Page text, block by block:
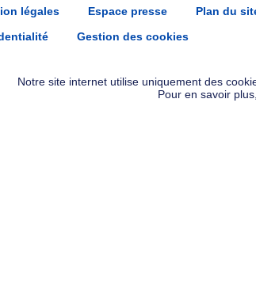
légales Espace presse
Plan du
Gestion des cookies
Notre site internet utilise uniquement des
Pour en savoir